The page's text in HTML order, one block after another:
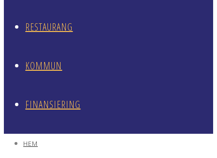
RESTAURANG
KOMMUN
FINANSIERING
HEM